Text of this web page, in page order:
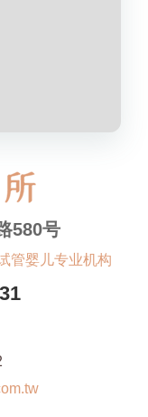
580号
管婴儿专业机构